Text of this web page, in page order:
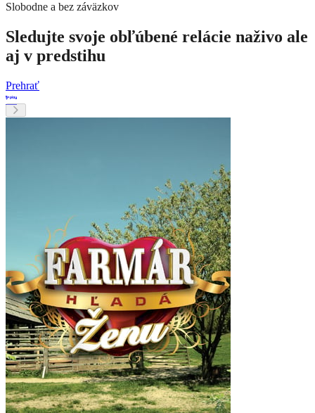
Slobodne a bez záväzkov
Sledujte svoje obľúbené relácie naživo ale
aj v predstihu
Prehrať